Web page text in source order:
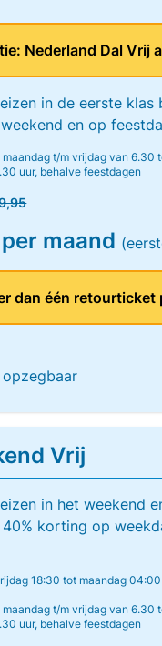
Nederland Dal Vrij
in de eerste klas
en op
maandag t/m vrijdag van 6.30
uur, behalve feestdagen
maand
dan één retourticket
Vrij
in het weekend
korting op
18:30 tot maandag 04:00
maandag t/m vrijdag van 6.30
uur, behalve feestdagen